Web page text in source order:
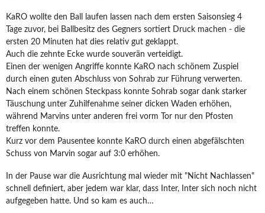
KaRO wollte den Ball laufen lassen nach dem ersten Saisonsieg 4
Tage zuvor, bei Ballbesitz des Gegners sortiert Druck machen - die
ersten 20 Minuten hat dies relativ gut geklappt.
Auch die zehnte Ecke wurde souverän verteidigt.
Einen der wenigen Angriffe konnte KaRO nach schönem Zuspiel
durch einen guten Abschluss von Sohrab zur Führung verwerten.
Nach einem schönen Steckpass konnte Sohrab sogar dank starker
Täuschung unter Zuhilfenahme seiner dicken Waden erhöhen,
während Marvins unter anderen frei vorm Tor nur den Pfosten
treffen konnte.
Kurz vor dem Pausentee konnte KaRO durch einen abgefälschten
Schuss von Marvin sogar auf 3:0 erhöhen.
In der Pause war die Ausrichtung mal wieder mit "Nicht Nachlassen"
schnell definiert, aber jedem war klar, dass Inter, Inter sich noch nicht
aufgegeben hatte. Und so kam es auch…